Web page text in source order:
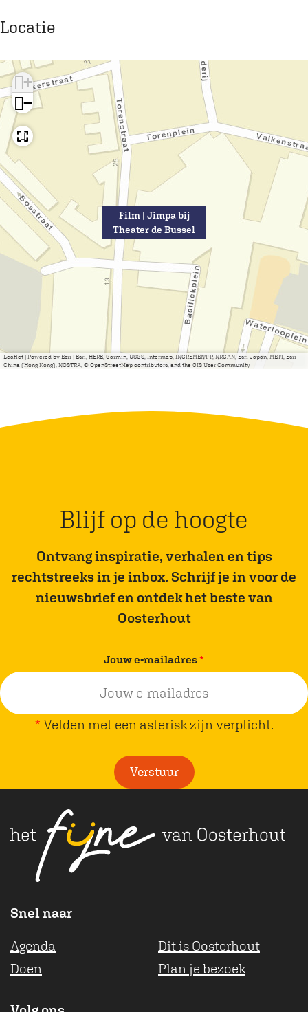
Locatie
Film | Jimpa bij
Theater de Bussel
+
−
Leaflet |Powered by Esri | Esri, HERE, Garmin, USGS, Intermap, INCREMENT P, NRCAN, Esri Japan, METI, Esri
China (Hong Kong), NOSTRA, © OpenStreetMap contributors, and the GIS User Community
Blijf op de hoogte
Ontvang inspiratie, verhalen en tips
rechtstreeks in je inbox. Schrijf je in voor de
nieuwsbrief en ontdek het beste van
Oosterhout
Jouw e-mailadres*
r
p
* Velden met een asterisk zijn verplicht.
Verstuur
Snel naar
Agenda
Dit is Oosterhout
Doen
Plan je bezoek